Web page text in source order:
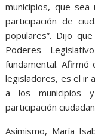
municipios, que
participación de
populares”. Dijo
Poderes
fundamental. Afirmó
legisladores, es el ir
a los municipios
participación
Asimismo, María